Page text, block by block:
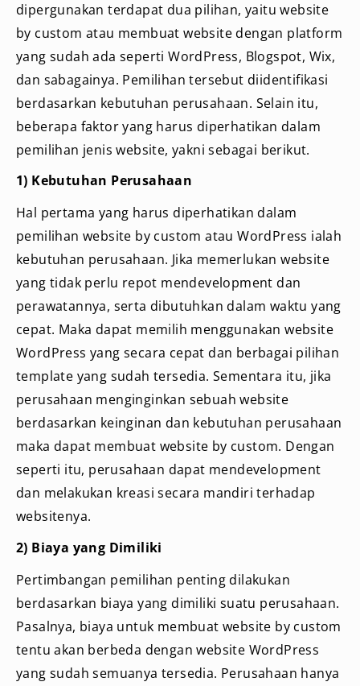
dipergunakan terdapat dua pilihan, yaitu website
by custom atau membuat website dengan platform
yang sudah ada seperti WordPress, Blogspot, Wix,
dan sabagainya. Pemilihan tersebut diidentifikasi
berdasarkan kebutuhan perusahaan. Selain itu,
beberapa faktor yang harus diperhatikan dalam
pemilihan jenis website, yakni sebagai berikut.
1) Kebutuhan Perusahaan
Hal pertama yang harus diperhatikan dalam
pemilihan website by custom atau WordPress ialah
kebutuhan perusahaan. Jika memerlukan website
yang tidak perlu repot mendevelopment dan
perawatannya, serta dibutuhkan dalam waktu yang
cepat. Maka dapat memilih menggunakan website
WordPress yang secara cepat dan berbagai pilihan
template yang sudah tersedia. Sementara itu, jika
perusahaan menginginkan sebuah website
berdasarkan keinginan dan kebutuhan perusahaan
maka dapat membuat website by custom. Dengan
seperti itu, perusahaan dapat mendevelopment
dan melakukan kreasi secara mandiri terhadap
websitenya.
2) Biaya yang Dimiliki
Pertimbangan pemilihan penting dilakukan
berdasarkan biaya yang dimiliki suatu perusahaan.
Pasalnya, biaya untuk membuat website by custom
tentu akan berbeda dengan website WordPress
yang sudah semuanya tersedia. Perusahaan hanya